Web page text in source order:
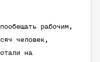
рабочим,
человек,
на